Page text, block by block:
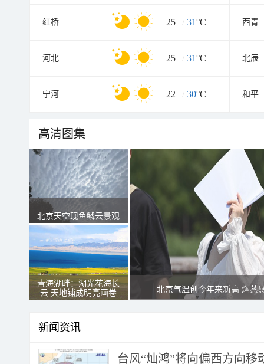
红桥 25 / 31°C 西青
河北 25 / 31°C 北辰
宁河 22 / 30°C 和平
高清图集
北京天空现鱼鳞云景观
青海湖畔：湖光花海长
云 天地铺成明亮画卷
北京气温创今年来新高 焖蒸
新闻资讯
台风“灿鸿”将向偏西方向移